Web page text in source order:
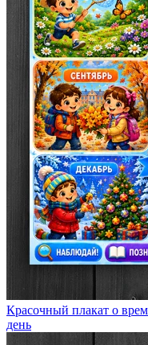
Красочный плакат о
день